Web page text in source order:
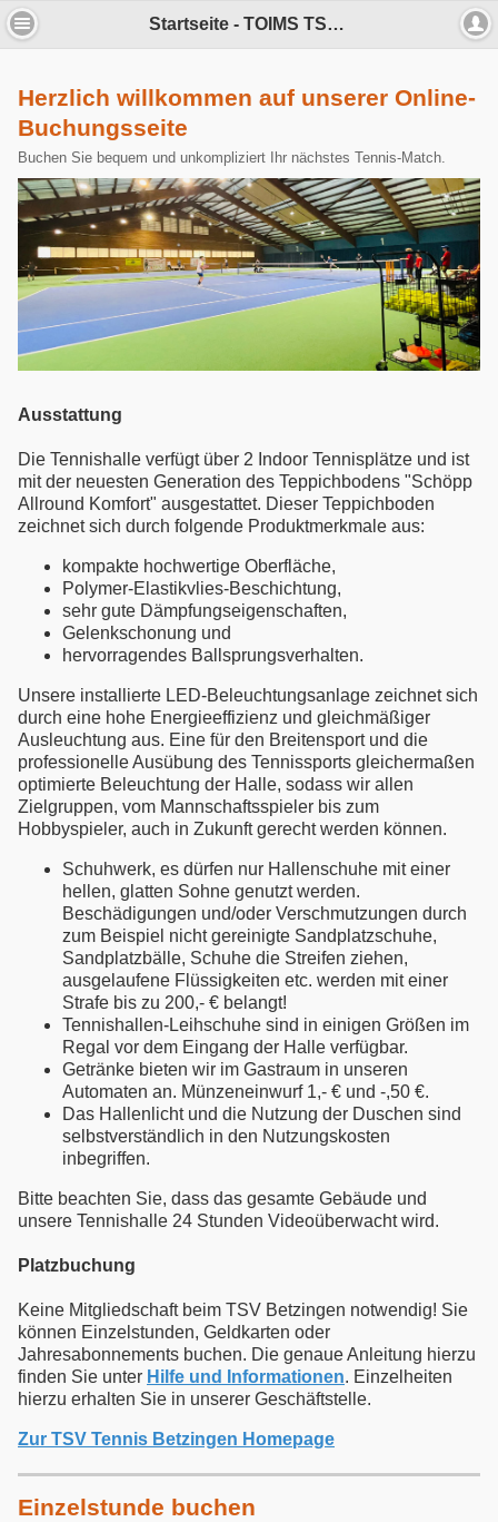
Startseite - TOIMS TSV Betzingen e.V. Tennisabteilung
Herzlich willkommen auf unserer Online-
Buchungsseite
Buchen Sie bequem und unkompliziert Ihr nächstes Tennis-Match.
Ausstattung
Die Tennishalle verfügt über 2 Indoor Tennisplätze und ist
mit der neuesten Generation des Teppichbodens "Schöpp
Allround Komfort" ausgestattet. Dieser Teppichboden
zeichnet sich durch folgende Produktmerkmale aus:
kompakte hochwertige Oberfläche,
Polymer-Elastikvlies-Beschichtung,
sehr gute Dämpfungseigenschaften,
Gelenkschonung und
hervorragendes Ballsprungsverhalten.
Unsere installierte LED-Beleuchtungsanlage zeichnet sich
durch eine hohe Energieeffizienz und gleichmäßiger
Ausleuchtung aus. Eine für den Breitensport und die
professionelle Ausübung des Tennissports gleichermaßen
optimierte Beleuchtung der Halle, sodass wir allen
Zielgruppen, vom Mannschaftsspieler bis zum
Hobbyspieler, auch in Zukunft gerecht werden können.
Schuhwerk, es dürfen nur Hallenschuhe mit einer
hellen, glatten Sohne genutzt werden.
Beschädigungen und/oder Verschmutzungen durch
zum Beispiel nicht gereinigte Sandplatzschuhe,
Sandplatzbälle, Schuhe die Streifen ziehen,
ausgelaufene Flüssigkeiten etc. werden mit einer
Strafe bis zu 200,- € belangt!
Tennishallen-Leihschuhe sind in einigen Größen im
Regal vor dem Eingang der Halle verfügbar.
Getränke bieten wir im Gastraum in unseren
Automaten an. Münzeneinwurf 1,- € und -,50 €.
Das Hallenlicht und die Nutzung der Duschen sind
selbstverständlich in den Nutzungskosten
inbegriffen.
Bitte beachten Sie, dass das gesamte Gebäude und
unsere Tennishalle 24 Stunden Videoüberwacht wird.
Platzbuchung
Keine Mitgliedschaft beim TSV Betzingen notwendig! Sie
können Einzelstunden, Geldkarten oder
Jahresabonnements buchen. Die genaue Anleitung hierzu
finden Sie unter Hilfe und Informationen. Einzelheiten
hierzu erhalten Sie in unserer Geschäftstelle.
Zur TSV Tennis Betzingen Homepage
Einzelstunde buchen